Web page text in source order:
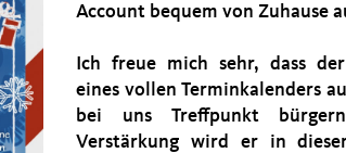
Account bequem von Zuhause
Ich freue mich sehr, dass
eines vollen Terminkalenders
bei uns Treffpunkt
Verstärkung wird er in